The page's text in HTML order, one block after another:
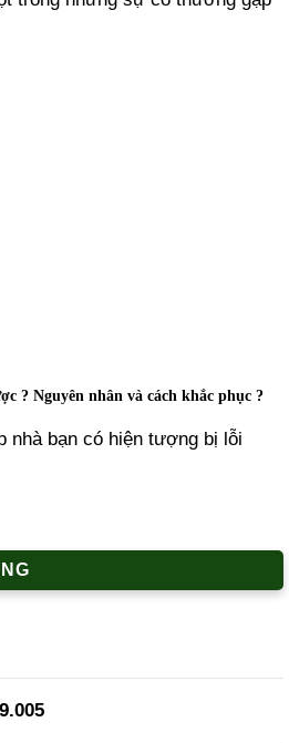
? Nguyên nhân và cách khắc phục ?
nhà bạn có hiện tượng bị lỗi